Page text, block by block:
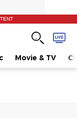
Movie & TV